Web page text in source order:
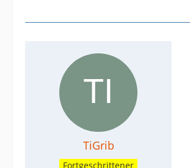
TiGrib
Fortgeschrittener